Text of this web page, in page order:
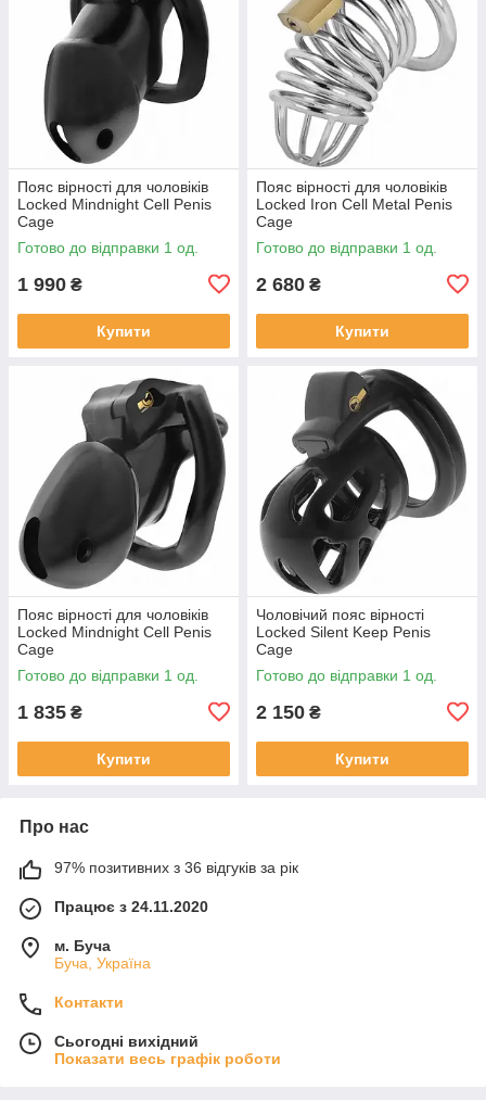
Пояс вірності для чоловіків
Locked Mindnight Cell Penis
Cage
Готово до відправки 1 од.
1 990 ₴
Купити
Пояс вірності для чоловіків
Locked Iron Cell Metal Penis
Cage
Готово до відправки 1 од.
2 680 ₴
Купити
Пояс вірності для чоловіків
Locked Mindnight Cell Penis
Cage
Готово до відправки 1 од.
1 835 ₴
Купити
Чоловічий пояс вірності
Locked Silent Keep Penis
Cage
Готово до відправки 1 од.
2 150 ₴
Купити
Про нас
97% позитивних з 36 відгуків за рік
Працює з 24.11.2020
м. Буча
Буча, Україна
Контакти
Сьогодні вихідний
Показати весь графік роботи